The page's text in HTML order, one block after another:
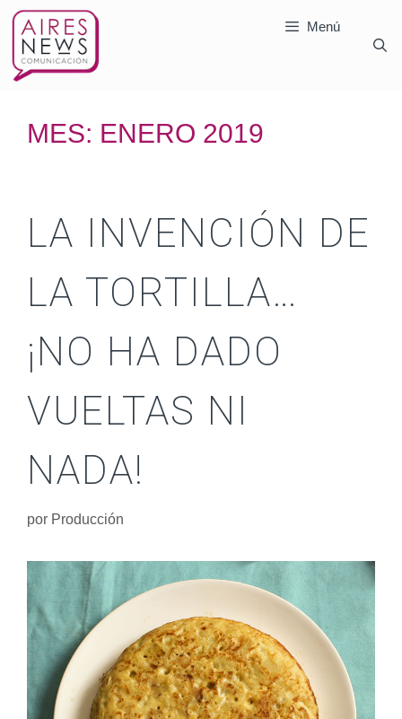
Menú
MES: ENERO 2019
LA INVENCIÓN DE
LA TORTILLA…
¡NO HA DADO
VUELTAS NI
NADA!
por Producción